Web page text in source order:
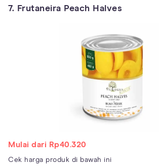
7. Frutaneira Peach Halves
Mulai dari Rp40.320
Cek harga produk di bawah ini